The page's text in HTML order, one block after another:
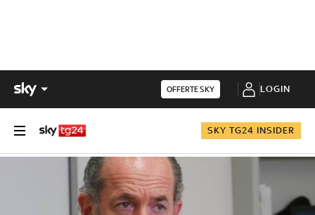
OFFERTE SKY LOGIN
SKY TG24 INSIDER